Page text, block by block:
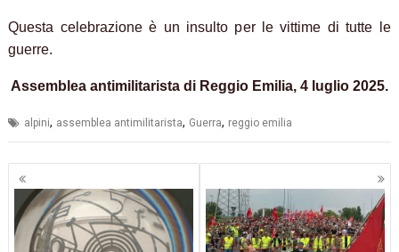
Questa celebrazione è un insulto per le vittime di tutte le
guerre.
Assemblea antimilitarista di Reggio Emilia, 4 luglio 2025.
alpini, assemblea antimilitarista, Guerra, reggio emilia
Navigazione
articoli